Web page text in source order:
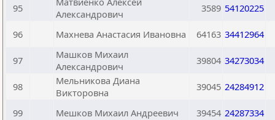
95
Александрович
3589 54120225
96 Махнева Анастасия Ивановна 64163 34412964
97
Машков Михаил
Александрович
39804 34273034
98
Мельникова Диана
Викторовна
39045 24284912
99 Мешков Михаил Андреевич 39454 24287334